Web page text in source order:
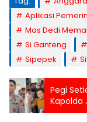
Aplikasi
Mas Dedi
Si Ganteng
Sipepek
Pegi
Kapolda